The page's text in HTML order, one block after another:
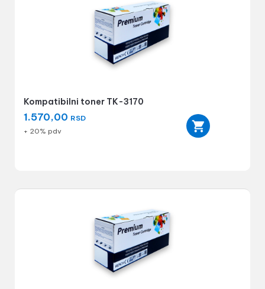
Kompatibilni toner TK-3170
1.570,00 RSD
+ 20% pdv